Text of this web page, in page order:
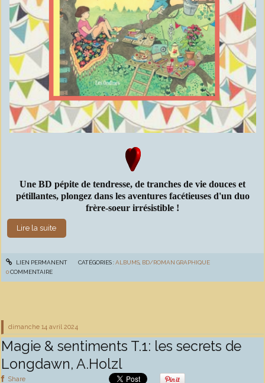
Une BD pépite de tendresse, de tranches de vie douces et
pétillantes, plongez dans les aventures facétieuses d'un duo
frère-soeur irrésistible !
Lire la suite
LIEN PERMANENT CATÉGORIES :ALBUMS, BD/ROMAN GRAPHIQUE
0COMMENTAIRE
dimanche 14 avril 2024
Magie & sentiments T.1: les secrets de
Longdawn, A.Holzl
Share